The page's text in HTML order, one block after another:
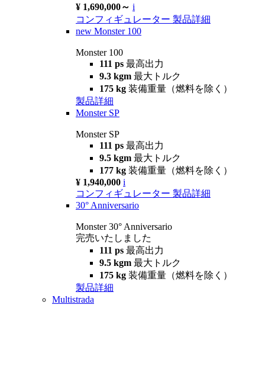
¥ 1,690,000～ i
コンフィギュレーター 製品詳細
new Monster 100
Monster 100
111 ps 最高出力
9.3 kgm 最大トルク
175 kg 装備重量（燃料を除く）
製品詳細
Monster SP
Monster SP
111 ps 最高出力
9.5 kgm 最大トルク
177 kg 装備重量（燃料を除く）
¥ 1,940,000 i
コンフィギュレーター 製品詳細
30° Anniversario
Monster 30° Anniversario
完売いたしました
111 ps 最高出力
9.5 kgm 最大トルク
175 kg 装備重量（燃料を除く）
製品詳細
Multistrada